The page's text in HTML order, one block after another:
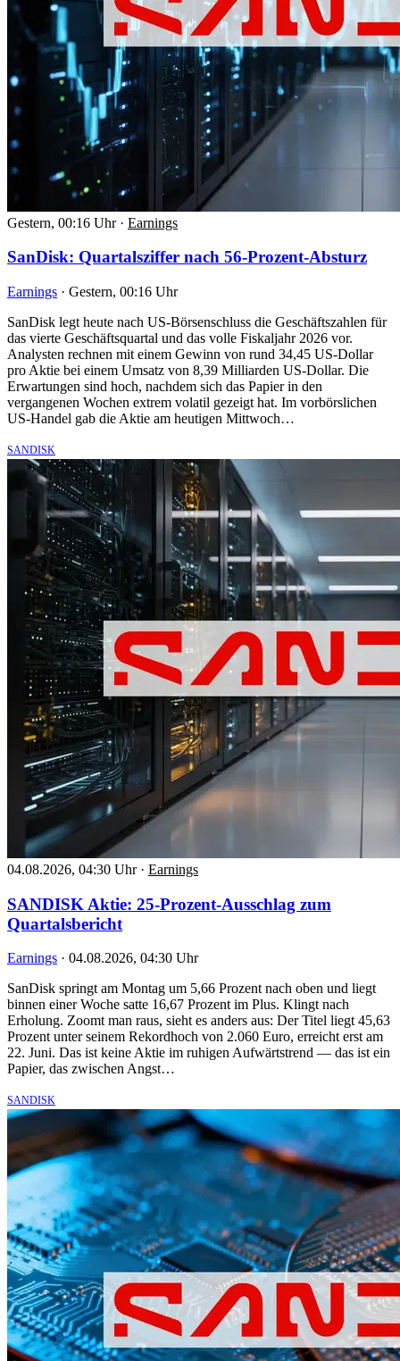
Gestern, 00:16 Uhr · Earnings
SanDisk: Quartalsziffer nach 56-Prozent-Absturz
Earnings · Gestern, 00:16 Uhr
SanDisk legt heute nach US-Börsenschluss die Geschäftszahlen für
das vierte Geschäftsquartal und das volle Fiskaljahr 2026 vor.
Analysten rechnen mit einem Gewinn von rund 34,45 US-Dollar
pro Aktie bei einem Umsatz von 8,39 Milliarden US-Dollar. Die
Erwartungen sind hoch, nachdem sich das Papier in den
vergangenen Wochen extrem volatil gezeigt hat. Im vorbörslichen
US-Handel gab die Aktie am heutigen Mittwoch…
SANDISK
04.08.2026, 04:30 Uhr · Earnings
SANDISK Aktie: 25-Prozent-Ausschlag zum
Quartalsbericht
Earnings · 04.08.2026, 04:30 Uhr
SanDisk springt am Montag um 5,66 Prozent nach oben und liegt
binnen einer Woche satte 16,67 Prozent im Plus. Klingt nach
Erholung. Zoomt man raus, sieht es anders aus: Der Titel liegt 45,63
Prozent unter seinem Rekordhoch von 2.060 Euro, erreicht erst am
22. Juni. Das ist keine Aktie im ruhigen Aufwärtstrend — das ist ein
Papier, das zwischen Angst…
SANDISK